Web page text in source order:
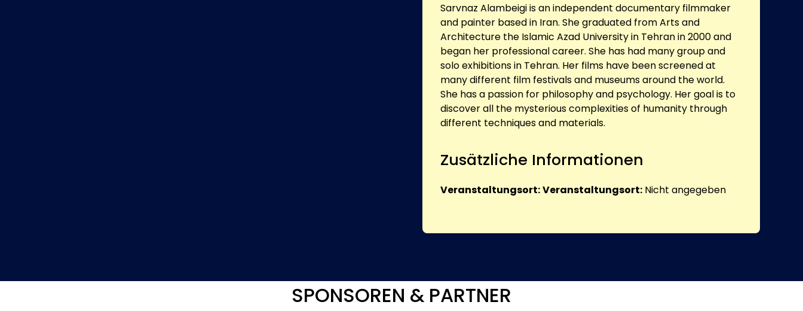
Sarvnaz Alambeigi is an independent documentary filmmaker
and painter based in Iran. She graduated from Arts and
Architecture the Islamic Azad University in Tehran in 2000 and
began her professional career. She has had many group and
solo exhibitions in Tehran. Her films have been screened at
many different film festivals and museums around the world.
She has a passion for philosophy and psychology. Her goal is to
discover all the mysterious complexities of humanity through
different techniques and materials.
Zusätzliche Informationen
Veranstaltungsort:Veranstaltungsort: Nicht angegeben
SPONSOREN & PARTNER